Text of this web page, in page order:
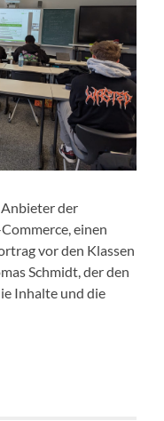
Anbieter der
einen
vor den Klassen
Schmidt, der den
Inhalte und die